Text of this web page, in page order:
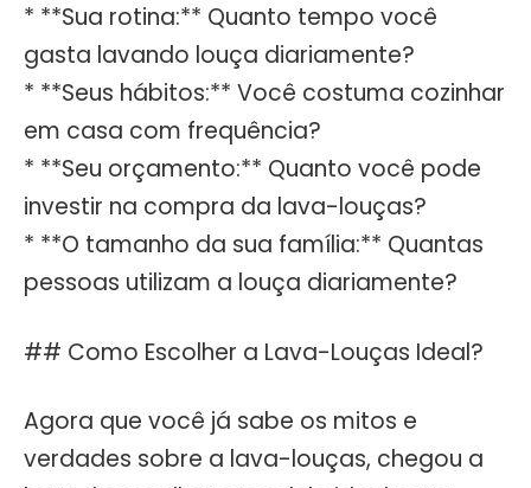
* **Sua rotina:** Quanto tempo você
gasta lavando louça diariamente?
* **Seus hábitos:** Você costuma cozinhar
em casa com frequência?
* **Seu orçamento:** Quanto você pode
investir na compra da lava-louças?
* **O tamanho da sua família:** Quantas
pessoas utilizam a louça diariamente?
## Como Escolher a Lava-Louças Ideal?
Agora que você já sabe os mitos e
verdades sobre a lava-louças, chegou a